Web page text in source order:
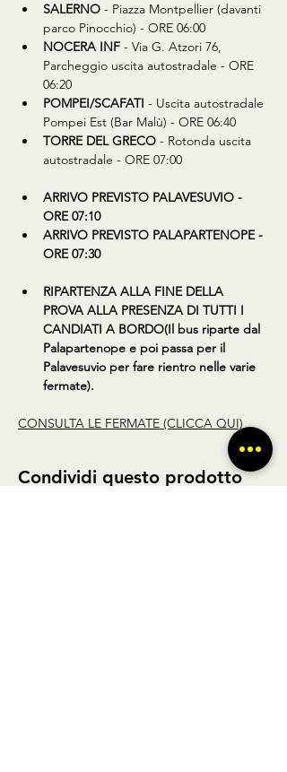
SALERNO - Piazza Montpellier (davanti
parco Pinocchio) - ORE 06:00
NOCERA INF - Via G. Atzori 76,
Parcheggio uscita autostradale - ORE
06:20
POMPEI/SCAFATI - Uscita autostradale
Pompei Est (Bar Malù) - ORE 06:40
TORRE DEL GRECO - Rotonda uscita
autostradale - ORE 07:00
ARRIVO PREVISTO PALAVESUVIO -
ORE 07:10
ARRIVO PREVISTO PALAPARTENOPE -
ORE 07:30
RIPARTENZA ALLA FINE DELLA
PROVA ALLA PRESENZA DI TUTTI I
CANDIATI A BORDO(Il bus riparte dal
Palapartenope e poi passa per il
Palavesuvio per fare rientro nelle varie
fermate).
CONSULTA LE FERMATE (CLICCA QUI)
Condividi questo prodotto